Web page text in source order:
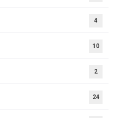
4
10
2
24